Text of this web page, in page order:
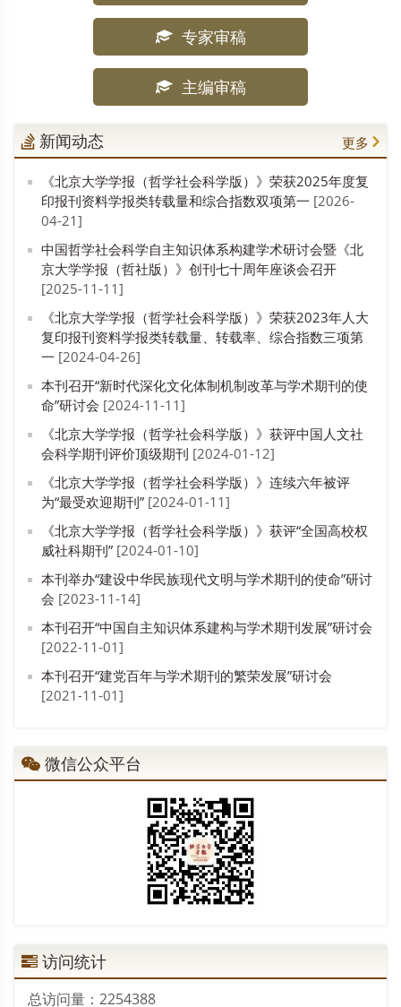
[ 政治学研究 ]
薛澜, 孙天舒
社会矛盾纠纷化解的整体智治建构
毛佩瑾
[ 全国高校文科学报概览 ]
《复旦学报》发表徐建委《口述在书写和文献复制中的作用》等(6 篇)
PDF
专家审稿
主编审稿
新闻动态 更多
《北京大学学报（哲学社会科学版）》荣获2025年度复
印报刊资料学报类转载量和综合指数双项第一 [2026-
04-21]
中国哲学社会科学自主知识体系构建学术研讨会暨《北
京大学学报（哲社版）》创刊七十周年座谈会召开
[2025-11-11]
《北京大学学报（哲学社会科学版）》荣获2023年人大
复印报刊资料学报类转载量、转载率、综合指数三项第
一 [2024-04-26]
本刊召开“新时代深化文化体制机制改革与学术期刊的使
命”研讨会 [2024-11-11]
《北京大学学报（哲学社会科学版）》获评中国人文社
会科学期刊评价顶级期刊 [2024-01-12]
《北京大学学报（哲学社会科学版）》连续六年被评
为“最受欢迎期刊” [2024-01-11]
《北京大学学报（哲学社会科学版）》获评“全国高校权
威社科期刊” [2024-01-10]
本刊举办“建设中华民族现代文明与学术期刊的使命”研讨
会 [2023-11-14]
本刊召开“中国自主知识体系建构与学术期刊发展”研讨会
[2022-11-01]
本刊召开“建党百年与学术期刊的繁荣发展”研讨会
[2021-11-01]
微信公众平台
访问统计
总访问量： 2254388